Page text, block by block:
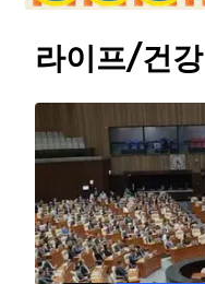
라이프/건강